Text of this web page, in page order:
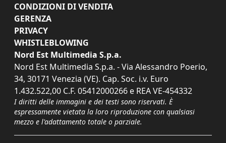
CONDIZIONI DI VENDITA
GERENZA
PRIVACY
WHISTLEBLOWING
Nord Est Multimedia S.p.a.
Nord Est Multimedia S.p.a. - Via Alessandro Poerio,
34, 30171 Venezia (VE). Cap. Soc. i.v. Euro
1.432.522,00 C.F. 05412000266 e REA VE-454332
I diritti delle immagini e dei testi sono riservati. È
espressamente vietata la loro riproduzione con qualsiasi
mezzo e l'adattamento totale o parziale.